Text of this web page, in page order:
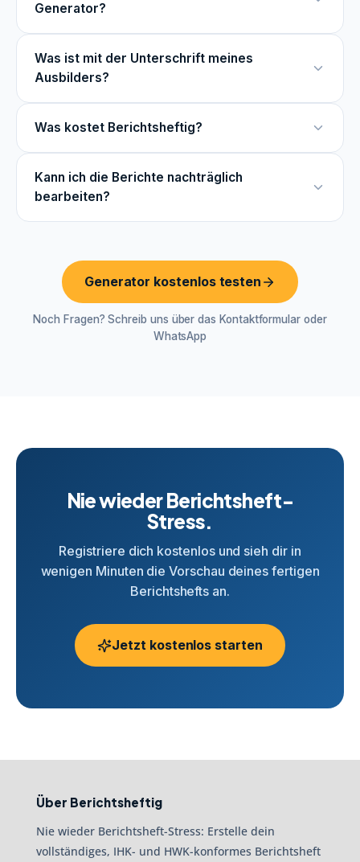
Generator?
Was ist mit der Unterschrift meines
Ausbilders?
Was kostet Berichtsheftig?
Kann ich die Berichte nachträglich
bearbeiten?
Generator kostenlos testen
Noch Fragen? Schreib uns über das Kontaktformular oder
WhatsApp
Nie wieder Berichtsheft-
Stress.
Registriere dich kostenlos und sieh dir in
wenigen Minuten die Vorschau deines fertigen
Berichtshefts an.
Jetzt kostenlos starten
Über Berichtsheftig
Nie wieder Berichtsheft-Stress: Erstelle dein
vollständiges, IHK- und HWK-konformes Berichtsheft